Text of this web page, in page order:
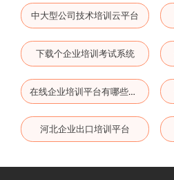
中大型公司技术培训云平台
下载个企业培训考试系统
在线企业培训平台有哪些软件
河北企业出口培训平台